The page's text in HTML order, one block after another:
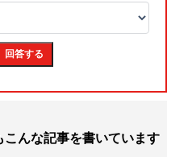
こんな記事を書いています